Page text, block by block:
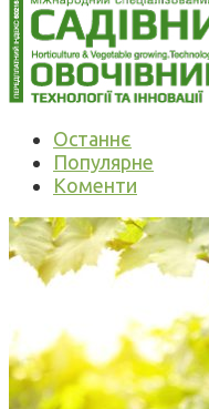
Останнє
Популярне
Коменти